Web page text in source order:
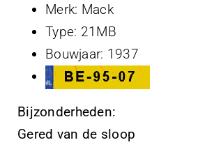
Merk: Mack
Type: 21MB
Bouwjaar: 1937
Bijzonderheden:
Gered van de sloop